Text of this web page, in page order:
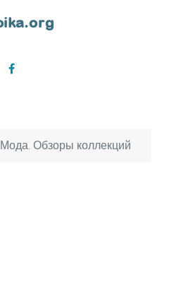
Мода. Обзоры коллекций